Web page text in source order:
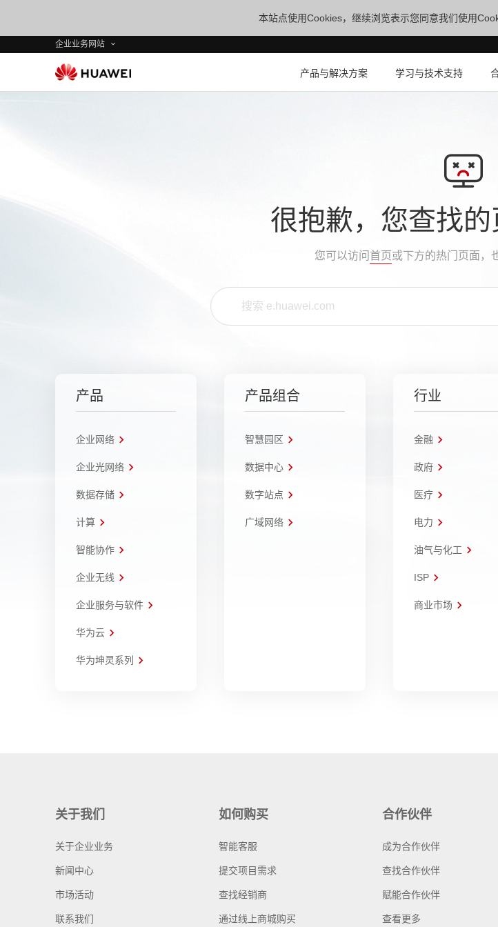
本站点使用Cookies，继续浏览表示您同意我们使用
企业业务网站
产品与解决方案 学习与技术支持
很抱歉，您查找
您可以访问 首页或下方的热门页面，
产品
企业网络
企业光网络
数据存储
计算
智能协作
企业无线
企业服务与软件
华为云
华为坤灵系列
产品组合
智慧园区
数据中心
数字站点
广域网络
行业
金融
政府
医疗
电力
油气与化工
ISP
商业市场
关于我们
关于企业业务
新闻中心
市场活动
联系我们
如何购买
智能客服
提交项目需求
查找经销商
通过线上商城购买
合作伙伴
成为合作伙伴
查找合作伙伴
赋能合作伙伴
查看更多